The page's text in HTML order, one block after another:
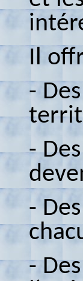
Il
-
-
-
-